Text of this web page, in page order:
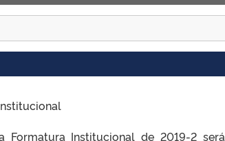
Institucional de 2019-2 será